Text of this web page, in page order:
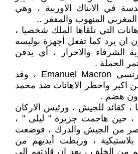
في الابناك الاوربية ، وهي
المنهوب والمفقر ..
التي تلقاها الملك شخصيا ،
ان يرد كما تفعل أجهزة بوليسه
الشرفاء والاحرار ، أي يدفن
الحملة .
1 ) إهانة الرئيس الفرنسي Emanuel Macron ، وقد
من اكبر واخطر الاهانات ضد محمد
هضم .
، كقائد للجيش ، ورئيس الاركان
، حين هاجمت جزيرة " ليلى " ،
من الجيش والدرك ، فوضعت
، وربطت أيديهم من
من الخلف ، بعد ان قادتهم الى